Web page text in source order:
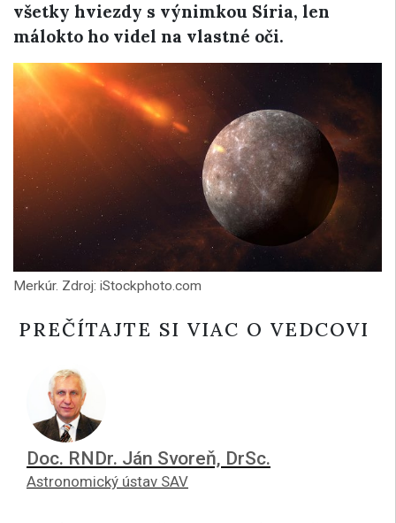
všetky hviezdy s výnimkou Síria, len
málokto ho videl na vlastné oči.
Merkúr. Zdroj: iStockphoto.com
PREČÍTAJTE SI VIAC O VEDCOVI
Doc. RNDr. Ján Svoreň, DrSc.
Astronomický ústav SAV